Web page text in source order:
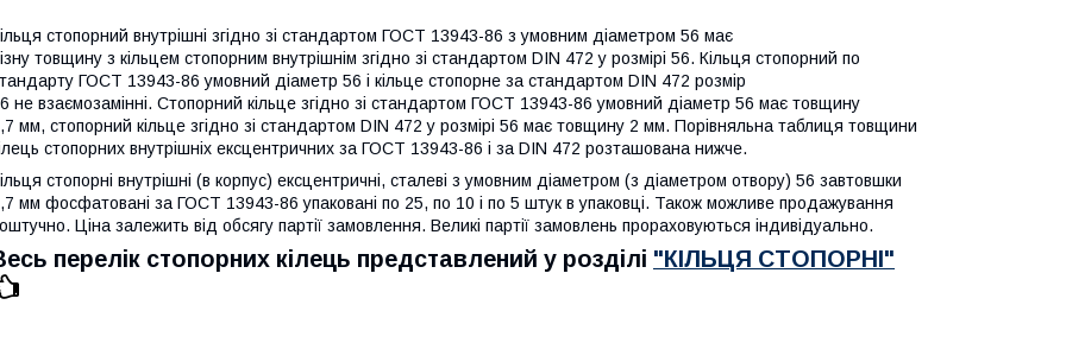
стопорний внутрішні згідно зі стандартом ГОСТ 13943-86 з умовним діаметром 56 має
товщину з кільцем стопорним внутрішнім згідно зі стандартом DIN 472 у розмірі 56. Кільця стопорний по
ГОСТ 13943-86 умовний діаметр 56 і кільце стопорне за стандартом DIN 472 розмір
не взаємозамінні. Стопорний кільце згідно зі стандартом ГОСТ 13943-86 умовний діаметр 56 має товщину
мм, стопорний кільце згідно зі стандартом DIN 472 у розмірі 56 має товщину 2 мм. Порівняльна таблиця товщини
стопорних внутрішніх ексцентричних за ГОСТ 13943-86 і за DIN 472 розташована нижче.
стопорні внутрішні (в корпус) ексцентричні, сталеві з умовним діаметром (з діаметром отвору) 56 завтовшки
мм фосфатовані за ГОСТ 13943-86 упаковані по 25, по 10 і по 5 штук в упаковці. Також можливе продажування
Ціна залежить від обсягу партії замовлення. Великі партії замовлень прораховуються індивідуально.
перелік стопорних кілець представлений у розділі "КІЛЬЦЯ СТОПОРНІ"